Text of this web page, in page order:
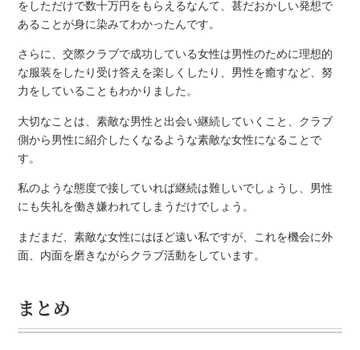
をしただけで数十万円をもらえるなんて、甚だおかしい発想で
あることが身に染みてわかったんです。
さらに、交際クラブで成功している女性は男性のために理想的
な服装をしたり受け答えを楽しくしたり、男性を癒すなど、努
力をしていることもわかりました。
大切なことは、素敵な男性と出会い継続していくこと、クラブ
側から男性に紹介したくなるような素敵な女性になることで
す。
私のような態度で接していれば継続は難しいでしょうし、男性
にも失礼を働き嫌われてしまうだけでしょう。
まだまだ、素敵な女性にはほど遠い私ですが、これを機会に外
面、内面を磨きながらクラブ活動をしています。
まとめ